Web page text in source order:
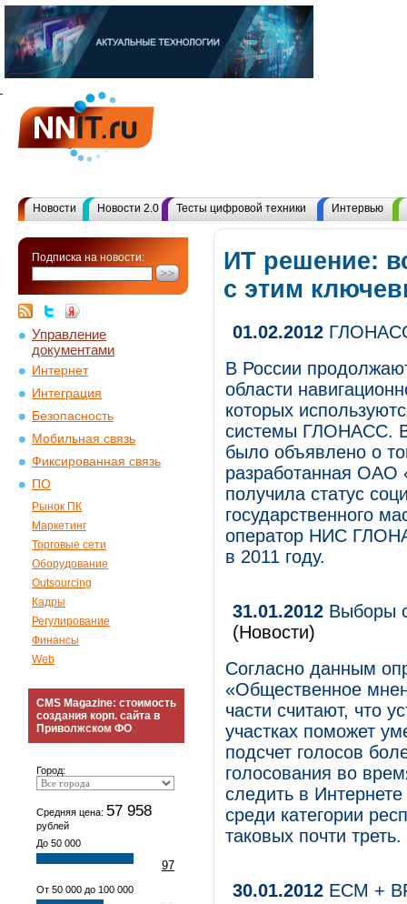
Новости Новости 2.0 Тесты цифровой техники Интервью
Подписка на новости:
Управление
документами
Интернет
Интеграция
Безопасность
Мобильная связь
Фиксированная связь
ПО
Рынок ПК
Маркетинг
Торговые сети
Оборудование
Outsourcing
Кадры
Регулирование
Финансы
Web
CMS Magazine: стоимость
создания корп. сайта в
Приволжском ФО
Город:
Средняя цена: 57 958
рублей
До 50 000
97
От 50 000 до 100 000
ИТ решение:
с этим
01.02.2012
В России
области
которых
системы ГЛОНАСС. В
было объявлено о
разработанная ОАО
получила статус
государственного
оператор НИС
в 2011 году.
31.01.2012 Выборы
(Новости)
Согласно данным
«Общественное
части считают, что
участках поможет
подсчет голосов
голосования во
следить в
среди категории
таковых почти треть.
30.01.2012 ECM +